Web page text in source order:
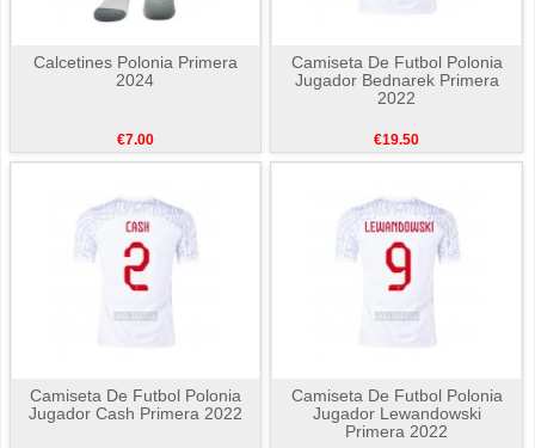
Calcetines Polonia Primera
2024
€7.00
Camiseta De Futbol Polonia
Jugador Bednarek Primera
2022
€19.50
Camiseta De Futbol Polonia
Jugador Cash Primera 2022
Camiseta De Futbol Polonia
Jugador Lewandowski
Primera 2022